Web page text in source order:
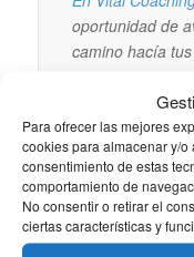
Para ofrecer las mejores
cookies para almacenar y/
consentimiento de estas
comportamiento de
No consentir o retirar el
ciertas características y
oportunidad de
camino hacía